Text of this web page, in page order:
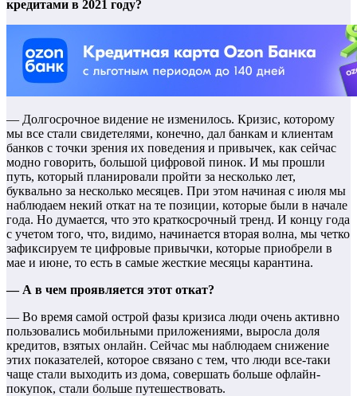
кредитами в 2021 году?
— Долгосрочное видение не изменилось. Кризис, которому
мы все стали свидетелями, конечно, дал банкам и клиентам
банков с точки зрения их поведения и привычек, как сейчас
модно говорить, большой цифровой пинок. И мы прошли
путь, который планировали пройти за несколько лет,
буквально за несколько месяцев. При этом начиная с июля мы
наблюдаем некий откат на те позиции, которые были в начале
года. Но думается, что это краткосрочный тренд. И концу года
с учетом того, что, видимо, начинается вторая волна, мы четко
зафиксируем те цифровые привычки, которые приобрели в
мае и июне, то есть в самые жесткие месяцы карантина.
— А в чем проявляется этот откат?
— Во время самой острой фазы кризиса люди очень активно
пользовались мобильными приложениями, выросла доля
кредитов, взятых онлайн. Сейчас мы наблюдаем снижение
этих показателей, которое связано с тем, что люди все-таки
чаще стали выходить из дома, совершать больше офлайн-
покупок, стали больше путешествовать.